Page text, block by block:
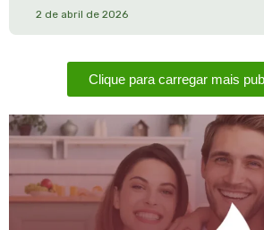
2 de abril de 2026
Clique para carregar mais